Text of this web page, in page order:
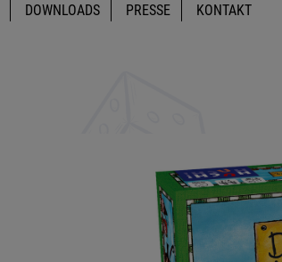
DOWNLOADS PRESSE KONTAKT